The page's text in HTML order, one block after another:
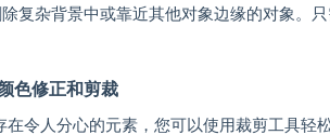
除复杂背景中或靠近其他对象边缘的对象。
色修正和剪裁
在令人分心的元素，您可以使用裁剪工具轻